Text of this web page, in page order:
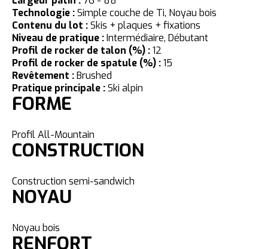
Technologie :Simple couche de Ti, Noyau bois
Contenu du lot :Skis + plaques + fixations
Niveau de pratique :Intermédiaire, Débutant
Profil de rocker de talon (%) :12
Profil de rocker de spatule (%) :15
Revêtement :Brushed
Pratique principale :Ski alpin
FORME
Profil All-Mountain
CONSTRUCTION
Construction semi-sandwich
NOYAU
Noyau bois
RENFORT